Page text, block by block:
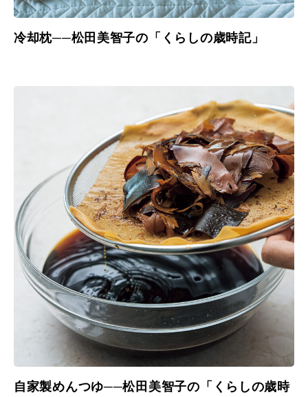
冷却枕──松田美智子の「くらしの歳時記」
自家製めんつゆ──松田美智子の「くらしの歳時